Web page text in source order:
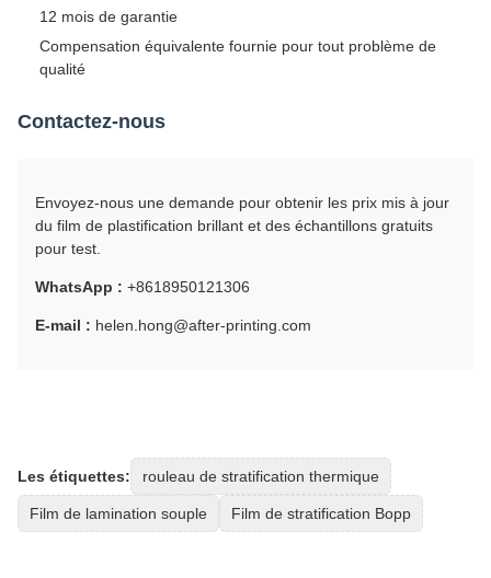
12 mois de garantie
Compensation équivalente fournie pour tout problème de
qualité
Contactez-nous
Envoyez-nous une demande pour obtenir les prix mis à jour
du film de plastification brillant et des échantillons gratuits
pour test.
WhatsApp : +8618950121306
E-mail : helen.hong@after-printing.com
Les étiquettes: rouleau de stratification thermique
Film de lamination souple Film de stratification Bopp